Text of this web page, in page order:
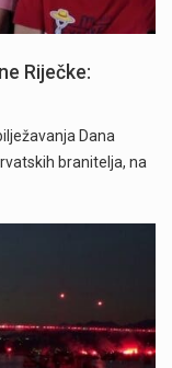
Riječke:
Dana
branitelja, na